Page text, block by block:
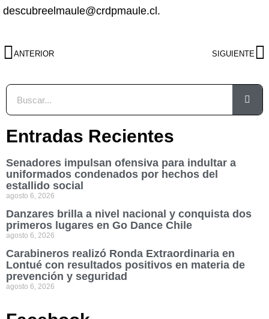
descubreelmaule@crdpmaule.cl.
ANTERIOR SIGUIENTE
Entradas Recientes
Senadores impulsan ofensiva para indultar a
uniformados condenados por hechos del
estallido social
agosto 6, 2026
Danzares brilla a nivel nacional y conquista dos
primeros lugares en Go Dance Chile
agosto 6, 2026
Carabineros realizó Ronda Extraordinaria en
Lontué con resultados positivos en materia de
prevención y seguridad
agosto 6, 2026